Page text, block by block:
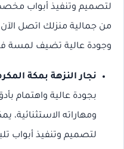
لتصميم وتنفيذ أبواب
من جمالية منزلك اتصل
وجودة عالية تضيف لمسة
نجار النزهة بمكة
بجودة عالية واهتمام
ومهاراته الاستثنائية،
لتصميم وتنفيذ أبواب